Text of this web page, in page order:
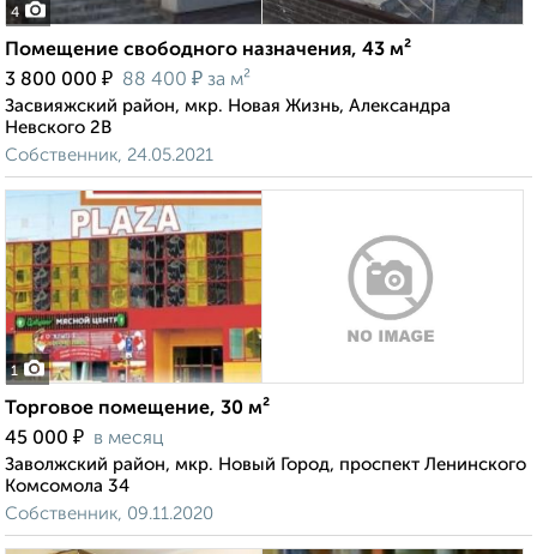
4
Помещение свободного назначения, 43 м²
3 800 000 ₽ 88 400 ₽ за м²
Засвияжский район, мкр. Новая Жизнь, Александра
Невского 2В
Собственник, 24.05.2021
1
Торговое помещение, 30 м²
45 000 ₽ в месяц
Заволжский район, мкр. Новый Город, проспект Ленинского
Комсомола 34
Собственник, 09.11.2020